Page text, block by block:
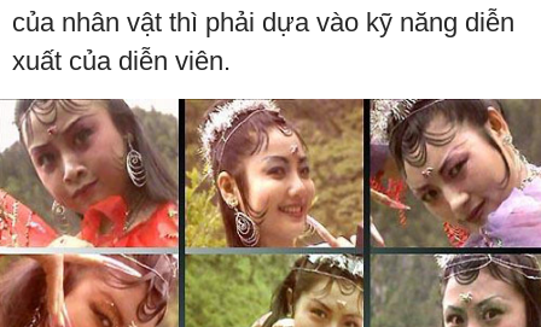
của nhân vật thì phải dựa vào kỹ năng diễn
xuất của diễn viên.